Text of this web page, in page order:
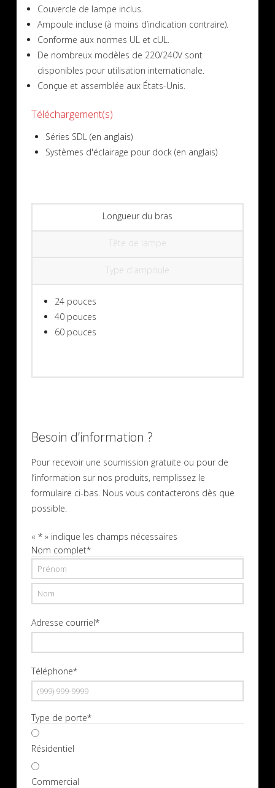
Couvercle de lampe inclus.
Ampoule incluse (à moins d’indication contraire).
Conforme aux normes UL et cUL.
De nombreux modèles de 220/240V sont
disponibles pour utilisation internationale.
Conçue et assemblée aux États-Unis.
Téléchargement(s)
Séries SDL (en anglais)
Systèmes d'éclairage pour dock (en anglais)
Longueur du bras
Tête de lampe
Type d'ampoule
24 pouces
40 pouces
60 pouces
Besoin d’information ?
Pour recevoir une soumission gratuite ou pour de
l’information sur nos produits, remplissez le
formulaire ci-bas. Nous vous contacterons dès que
possible.
« *» indique les champs nécessaires
Nom complet*
Prénom
Adresse courriel*
Téléphone*
Type de porte*
Résidentiel
Commercial